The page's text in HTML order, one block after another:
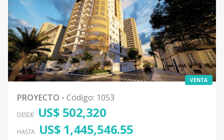
VENTA
PROYECTO - Código: 1053
DESDE US$ 502,320
HASTA US$ 1,445,546.55